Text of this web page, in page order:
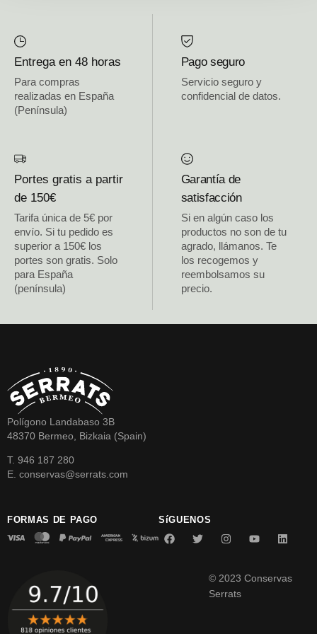
Entrega en 48 horas
Para compras
realizadas en España
(Península)
Pago seguro
Servicio seguro y
confidencial de datos.
Portes gratis a partir
de 150€
Tarifa única de 5€ por
envío. Si tu pedido es
superior a 150€ los
portes son gratis. Solo
para España
(península)
Garantía de
satisfacción
Si en algún caso los
productos no son de tu
agrado, llámanos. Te
los recogemos y
reembolsamos su
precio.
Polígono Landabaso 3B
48370 Bermeo, Bizkaia (Spain)
T. 946 187 280
E. conservas@serrats.com
FORMAS DE PAGO SíGUENOS
© 2023 Conservas
Serrats